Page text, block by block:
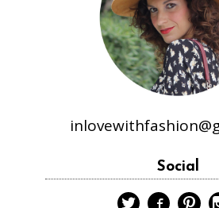
Social